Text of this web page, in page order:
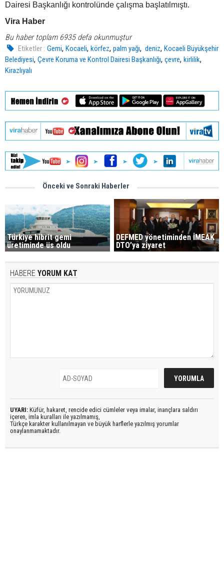
Dairesi Başkanlığı kontrolünde çalışma başlatılmıştı.
Vira Haber
Bu haber toplam 6935 defa okunmuştur
Etiketler : Gemi,Kocaeli,körfez,palm yağı, deniz,Kocaeli Büyükşehir
Belediyesi, Çevre Koruma ve Kontrol Dairesi Başkanlığı, çevre, kirlilik,
Kirazlıyalı
Önceki ve Sonraki Haberler
Türkiye hibrit gemi
üretiminde üs oldu
DEFMED yönetiminden İMEAK
DTO’ya ziyaret
HABERE YORUM KAT
UYARI: Küfür, hakaret, rencide edici cümleler veya imalar, inançlara saldırı
içeren, imla kuralları ile yazılmamış,
Türkçe karakter kullanılmayan ve büyük harflerle yazılmış yorumlar
onaylanmamaktadır.